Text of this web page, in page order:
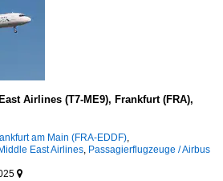
Istanbul-Atatürk (IST-LTBA)
OMDB)Airlines (T7-ME9), Frankfurt (FRA),
am Main (FRA-EDDF),
East Airlines, Passagierflugzeuge / Airbus
